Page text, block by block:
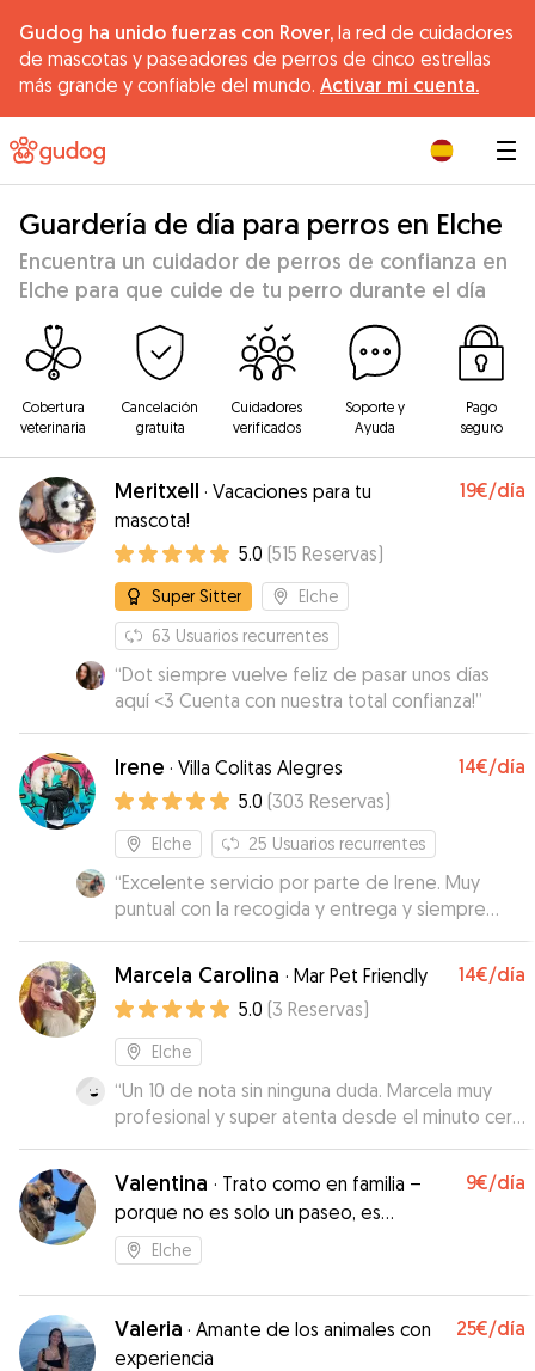
Gudog ha unido fuerzas con Rover, la red de cuidadores
de mascotas y paseadores de perros de cinco estrellas
más grande y confiable del mundo. Activar mi cuenta.
Guardería de día para perros en Elche
Encuentra un cuidador de perros de confianza en
Elche para que cuide de tu perro durante el día
Cobertura
veterinaria
Cancelación
gratuita
Cuidadores
verificados
Soporte y
Ayuda
Pago
seguro
Meritxell · Vacaciones para tu
mascota!
19€/día
5.0 (515 Reservas)
Super Sitter
Elche
63 Usuarios recurrentes
“Dot siempre vuelve feliz de pasar unos días
aquí <3 Cuenta con nuestra total confianza!”
Irene · Villa Colitas Alegres 14€/día
5.0 (303 Reservas)
Elche 25 Usuarios recurrentes
“Excelente servicio por parte de Irene. Muy
puntual con la recogida y entrega y siempre
atenta a mandarte videos de mi pawpaw 🐶 Sin
duda repetiremos!
Marcela Carolina · Mar Pet Friendly 14€/día
5.0 (3 Reservas)
Elche
“Un 10 de nota sin ninguna duda. Marcela muy
profesional y super atenta desde el minuto cero
y respetando todas las indicaciones que
necesitaba Pikachu. No esperábamos
encontrarnos las instalaciones tan preparadas
para nuestro perro que tenía Marcela para que
pase un día de lo más entretenido. Volveremos
Valentina · Trato como en familia –
porque no es solo un paseo, es
compañía
9€/día
Elche
Valeria · Amante de los animales con
experiencia
25€/día